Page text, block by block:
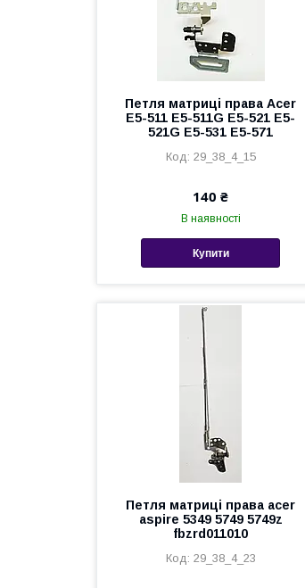
Петля матриці права Acer
E5-511 E5-511G E5-521 E5-
521G E5-531 E5-571
29_38_4_15
140 ₴
В наявності
Купити
Петля матриці права acer
aspire 5349 5749 5749z
fbzrd011010
29_38_4_23